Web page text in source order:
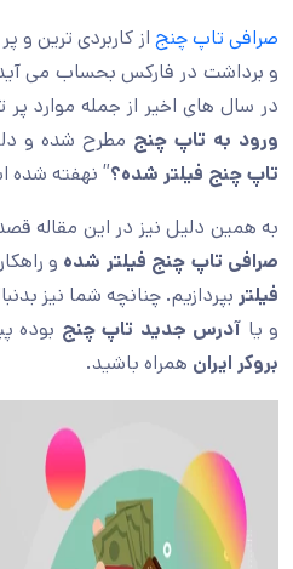
صرافی تاپ چنج از کاربردی ترین و
و برداشت در فارکس بحساب می
در سال های اخیر از جمله موارد پر
ورود به تاپ چنج مطرح شده و
تاپ چنج فیلتر شده؟” نهفته شده
به همین دلیل نیز در این مقاله
صرافی تاپ چنج فیلتر شده و
فیلتربپردازیم. چنانچه شما نیز
و یا آدرس جدید تاپ چنج بوده
بروکر ایران همراه باشید.